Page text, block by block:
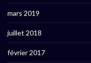
mars 2019
juillet 2018
février 2017